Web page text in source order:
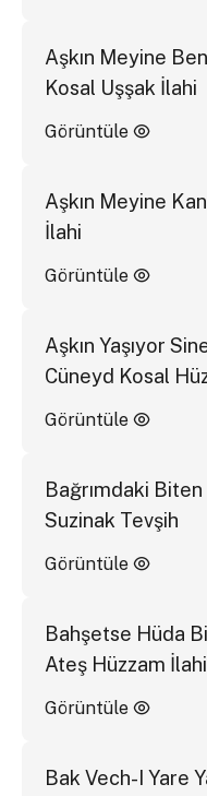
Aşkın Meyine
Kosal Uşşak İlahi
Görüntüle
Aşkın Meyine
İlahi
Görüntüle
Aşkın Yaşıyor
Cüneyd Kosal
Görüntüle
Bağrımdaki
Suzinak Tevşih
Görüntüle
Bahşetse Hüda
Ateş Hüzzam İlahi
Görüntüle
Bak Vech-I Yare